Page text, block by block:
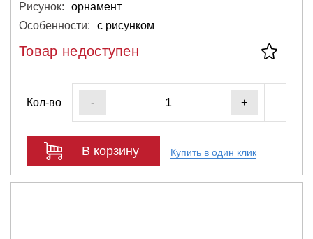
Рисунок:
орнамент
Особенности:
с рисунком
Товар недоступен
Кол-во - +
В корзину Купить в один клик